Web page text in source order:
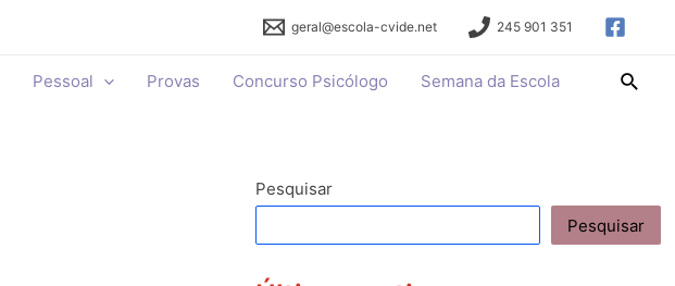
geral@escola-cvide.net 245 901 351
Pessoal Provas Concurso Psicólogo Semana da Escola
Pesquisar
Pesquisar